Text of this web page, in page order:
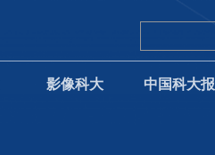
影像科大 中国科大报